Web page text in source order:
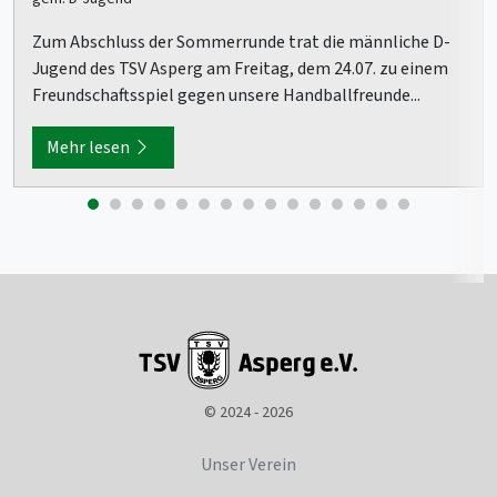
Zum Abschluss der Sommerrunde trat die männliche D-
Jugend des TSV Asperg am Freitag, dem 24.07. zu einem
Freundschaftsspiel gegen unsere Handballfreunde...
Mehr lesen
© 2024 - 2026
Unser Verein